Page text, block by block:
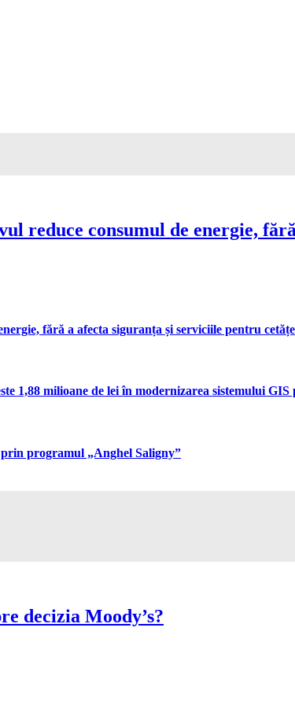
reduce consumul de energie,
fără a afecta siguranța și serviciile pentru
1,88 milioane de lei în modernizarea sistemului
programul „Anghel Saligny”
decizia Moody’s?